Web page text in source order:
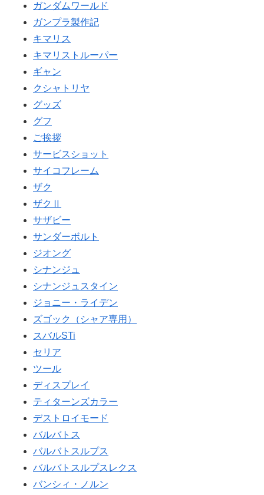
ガンダムワールド
ガンプラ製作記
キマリス
キマリストルーパー
ギャン
クシャトリヤ
グッズ
グフ
ご挨拶
サービスショット
サイコフレーム
ザク
ザクⅡ
サザビー
サンダーボルト
ジオング
シナンジュ
シナンジュスタイン
ジョニー・ライデン
ズゴック（シャア専用）
スバルSTi
セリア
ツール
ディスプレイ
ティターンズカラー
デストロイモード
バルバトス
バルバトスルプス
バルバトスルプスレクス
バンシィ・ノルン